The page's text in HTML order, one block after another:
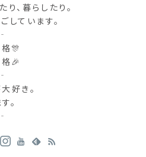
、暮らしたり。
しています。
🎊
🎉
好き。
。